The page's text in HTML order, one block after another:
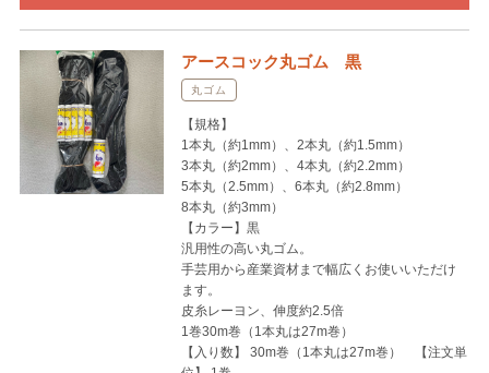
アースコック丸ゴム 黒
丸ゴム
【規格】
1本丸（約1mm）、2本丸（約1.5mm）
3本丸（約2mm）、4本丸（約2.2mm）
5本丸（2.5mm）、6本丸（約2.8mm）
8本丸（約3mm）
【カラー】黒
汎用性の高い丸ゴム。
手芸用から産業資材まで幅広くお使いいただけ
ます。
皮糸レーヨン、伸度約2.5倍
1巻30m巻（1本丸は27m巻）
【入り数】 30m巻（1本丸は27m巻） 【注文単